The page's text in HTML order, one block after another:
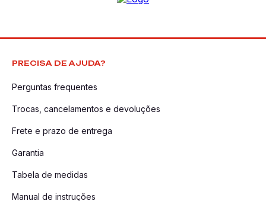
PRECISA DE AJUDA?
Perguntas frequentes
Trocas, cancelamentos e devoluções
Frete e prazo de entrega
Garantia
Tabela de medidas
Manual de instruções